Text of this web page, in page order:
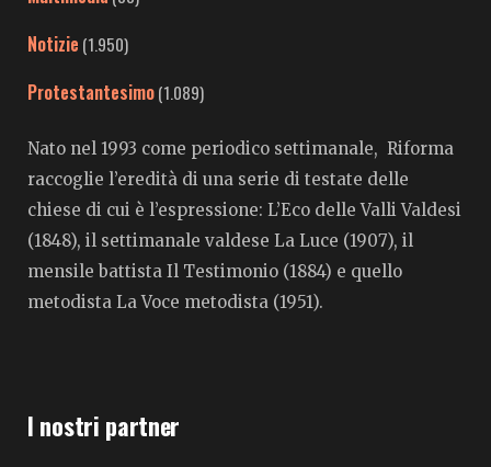
Notizie (1.950)
Protestantesimo(1.089)
Nato nel 1993 come periodico settimanale, Riforma
raccoglie l’eredità di una serie di testate delle
chiese di cui è l’espressione: L’Eco delle Valli Valdesi
(1848), il settimanale valdese La Luce (1907), il
mensile battista Il Testimonio (1884) e quello
metodista La Voce metodista (1951).
I nostri partner